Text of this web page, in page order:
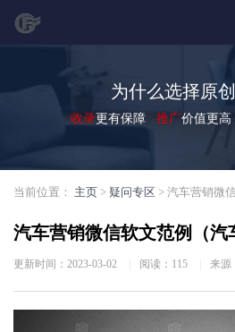
为什么选择原
收录更有保障 推广价值更
当前位置： 主页 > 疑问专区 > 汽车营销微信
汽车营销微信软文范例（汽
更新时间：2023-03-02 阅读： 115 来源